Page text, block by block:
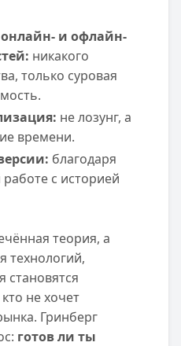
и офлайн-
никакого
только суровая
не лозунг, а
времени.
благодаря
с историей
теория, а
технологий,
становятся
не хочет
Гринберг
готов ли ты